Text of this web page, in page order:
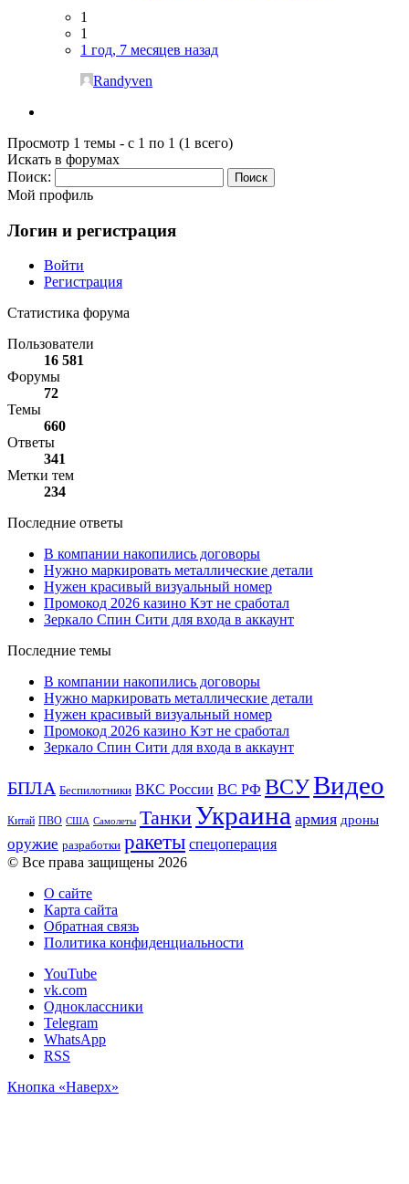
1
1
1 год, 7 месяцев назад
Randyven
Просмотр 1 темы - с 1 по 1 (1 всего)
Искать в форумах
Поиск:
Мой профиль
Логин и регистрация
Войти
Регистрация
Статистика форума
Пользователи
16 581
Форумы
72
Темы
660
Ответы
341
Метки тем
234
Последние ответы
В компании накопились договоры
Нужно маркировать металлические детали
Нужен красивый визуальный номер
Промокод 2026 казино Кэт не сработал
Зеркало Спин Сити для входа в аккаунт
Последние темы
В компании накопились договоры
Нужно маркировать металлические детали
Нужен красивый визуальный номер
Промокод 2026 казино Кэт не сработал
Зеркало Спин Сити для входа в аккаунт
БПЛА Беспилотники ВКС России ВС РФ ВСУВидео
Китай ПВО США Самолеты Танки Украина армия дроны
оружие разработки ракеты спецоперация
© Все права защищены 2026
О сайте
Карта сайта
Обратная связь
Политика конфиденциальности
YouTube
vk.com
Одноклассники
Telegram
WhatsApp
RSS
Кнопка «Наверх»